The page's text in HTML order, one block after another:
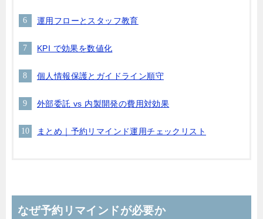
運用フローとスタッフ教育
KPI で効果を数値化
個人情報保護とガイドライン順守
外部委託 vs 内製開発の費用対効果
まとめ｜予約リマインド運用チェックリスト
なぜ予約リマインドが必要か